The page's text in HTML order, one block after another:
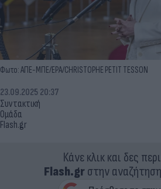
Φωτο: ΑΠΕ-ΜΠΕ/EPA/CHRISTOPHE PETIT TESSON
Συντακτική
Ομάδα
Flash.gr
23.09.2025 20:37
Κάνε κλικ και δες
Flash.grστην